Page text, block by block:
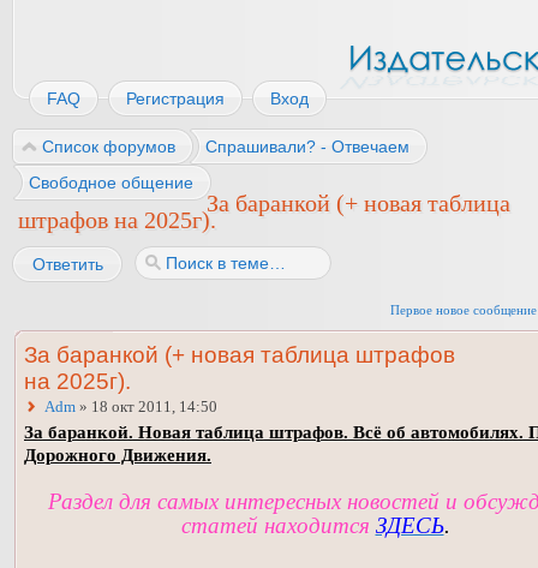
FAQ Регистрация Вход
Список форумов
Спрашивали? - Отвечаем
Свободное общение
За баранкой (+ новая таблица
штрафов на 2025г).
Ответить
Первое новое сообщение
За баранкой (+ новая таблица штрафов
на 2025г).
Adm » 18 окт 2011, 14:50
За баранкой. Новая таблица штрафов. Всё об автомобилях.
Дорожного Движения.
Раздел для самых интересных новостей и
статей находится ЗДЕСЬ.